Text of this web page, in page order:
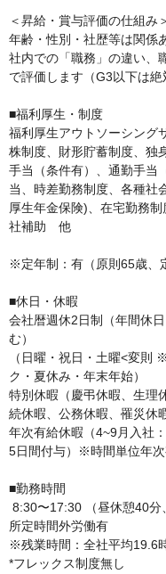
＜昇給・賞与評価の仕組み
年齢・性別・社歴等は関係
社内での「職務」の違い、
で評価します（G3以下は絶
■福利厚生・制度
福利厚生アウトソーシング
株制度、財形貯蓄制度、独
手当（条件有）、通勤手当
当、時差勤務制度、各種社
厚生年金保険)、在宅勤務
社補助　他
※定年制：有（原則65歳、
■休日・休暇
会社暦週休2日制（年間休
む）
（日曜・祝日・土曜<変則
ク・夏休み・年末年始）
特別休暇（慶弔休暇、生理
続休暇、公務休暇、罹災休
年次有給休暇（4~9月入社
5日間付与）※時間単位年次
■勤務時間
所定時間外労働有
※残業時間：全社平均19.6
*フレックス制度無し